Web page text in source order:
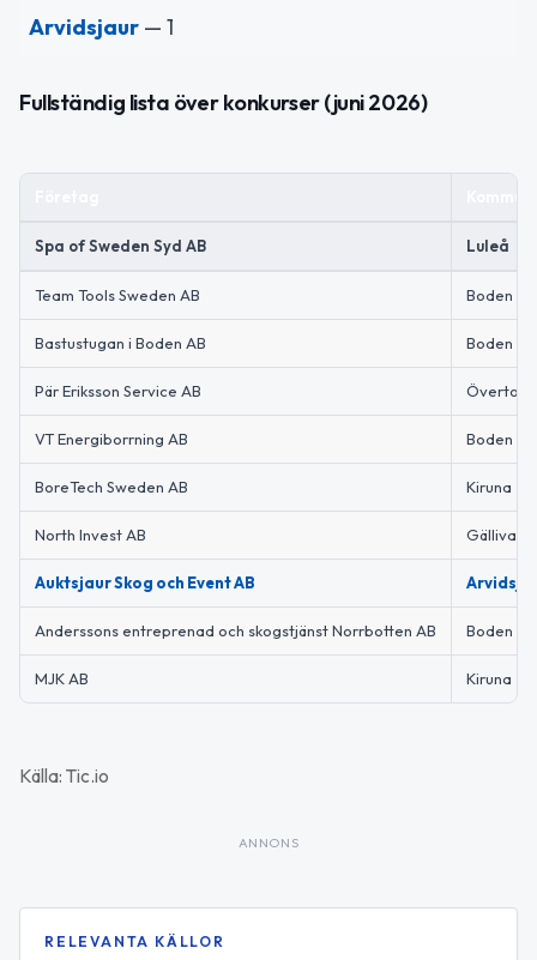
Arvidsjaur — 1
Fullständig lista över konkurser (juni 2026)
Spa of Sweden Syd AB Luleå
Team Tools Sweden AB Boden
Bastustugan i Boden AB Boden
Pär Eriksson Service AB
VT Energiborrning AB Boden
BoreTech Sweden AB Kiruna
North Invest AB Gällivare
Auktsjaur Skog och Event AB
Anderssons entreprenad och skogstjänst Norrbotten AB Boden
MJK AB Kiruna
Källa: Tic.io
ANNONS
RELEVANTA KÄLLOR